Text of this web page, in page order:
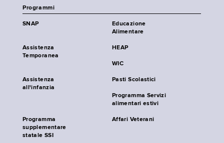
Programmi
SNAP
Educazione
Alimentare
Assistenza
Temporanea
HEAP
WIC
Assistenza
all'infanzia
Pasti Scolastici
Programma Servizi
alimentari estivi
Programma
supplementare
statale SSI
Affari Veterani